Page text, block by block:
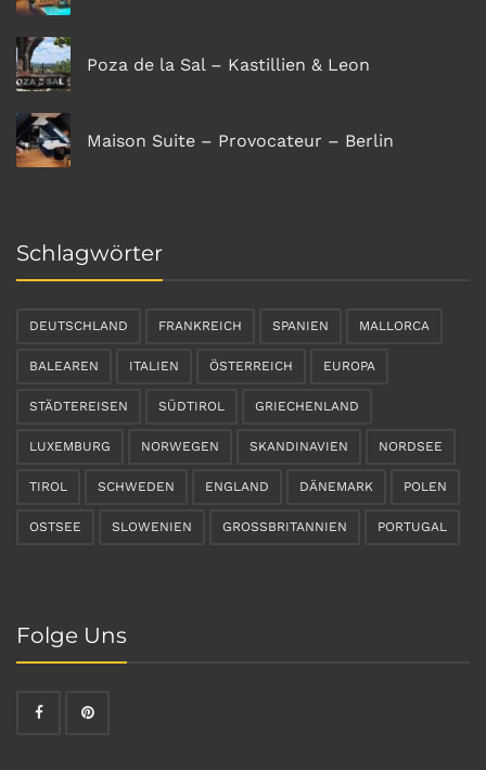
Poza de la Sal – Kastillien & Leon
Maison Suite – Provocateur – Berlin
Schlagwörter
DEUTSCHLAND FRANKREICH SPANIEN MALLORCA
BALEAREN ITALIEN ÖSTERREICH EUROPA
STÄDTEREISEN SÜDTIROL GRIECHENLAND
LUXEMBURG NORWEGEN SKANDINAVIEN NORDSEE
TIROL SCHWEDEN ENGLAND DÄNEMARK POLEN
OSTSEE SLOWENIEN GROSSBRITANNIEN PORTUGAL
Folge Uns